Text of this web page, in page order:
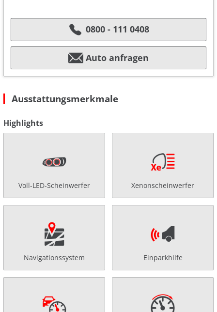
0800 - 111 0408
Auto anfragen
Ausstattungsmerkmale
Highlights
Voll-LED-Scheinwerfer Xenonscheinwerfer
Navigationssystem Einparkhilfe